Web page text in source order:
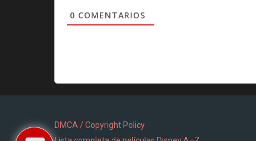
0 COMENTARIOS
DMCA / Copyright Policy